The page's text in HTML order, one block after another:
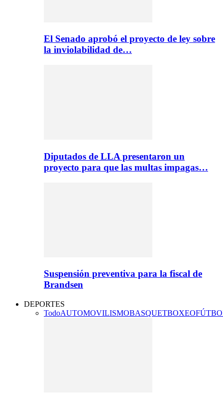
El Senado aprobó el proyecto de ley sobre
la inviolabilidad de…
Diputados de LLA presentaron un
proyecto para que las multas impagas…
Suspensión preventiva para la fiscal de
Brandsen
DEPORTES
TodoAUTOMOVILISMOBASQUETBOXEO